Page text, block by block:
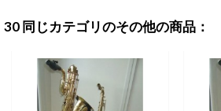
30 同じカテゴリのその他の商品：